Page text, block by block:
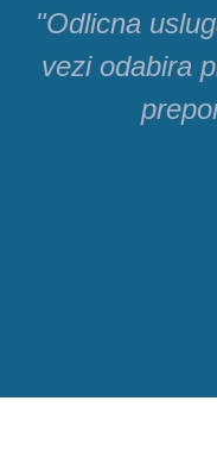
"Odlicna
vezi odabira